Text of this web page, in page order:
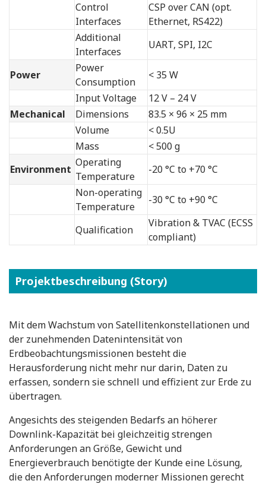
Control
Interfaces
CSP over CAN (opt.
Ethernet, RS422)
Additional
Interfaces
UART, SPI, I2C
Power
Power
Consumption
< 35 W
Input Voltage
12 V – 24 V
Mechanical
Dimensions
83.5 × 96 × 25 mm
Volume
< 0.5U
Mass
< 500 g
Environment
Operating
Temperature
-20 °C to +70 °C
Non-operating
Temperature
-30 °C to +90 °C
Qualification
Vibration & TVAC (ECSS
compliant)
Projektbeschreibung (Story)
Mit dem Wachstum von Satellitenkonstellationen und
der zunehmenden Datenintensität von
Erdbeobachtungsmissionen besteht die
Herausforderung nicht mehr nur darin, Daten zu
erfassen, sondern sie schnell und effizient zur Erde zu
übertragen.
Angesichts des steigenden Bedarfs an höherer
Downlink-Kapazität bei gleichzeitig strengen
Anforderungen an Größe, Gewicht und
Energieverbrauch benötigte der Kunde eine Lösung,
die den Anforderungen moderner Missionen gerecht